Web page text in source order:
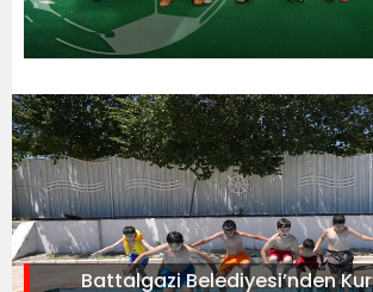
Battalgazi Belediyesi’nden